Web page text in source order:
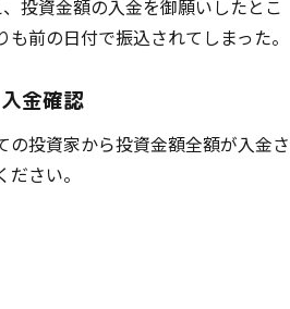
投資金額の入金を御願いしたとこ
前の日付で振込されてしまった。
金確認
の投資家から投資金額全額が入金さ
さい。